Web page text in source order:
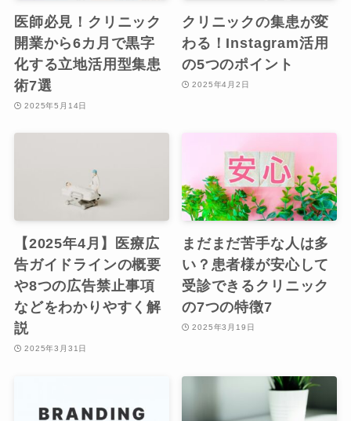
医師必見！クリニック
開業から6カ月で黒字
化する立地活用型集患
術7選
2025年5月14日
クリニックの集患が変
わる！Instagram活用
の5つのポイント
2025年4月2日
【2025年4月】医療広
告ガイドラインの概要
や8つの広告禁止事項
などをわかりやすく解
説
2025年3月31日
まだまだ苦手な人は多
い？患者様が安心して
受診できるクリニック
の7つの特徴7
2025年3月19日